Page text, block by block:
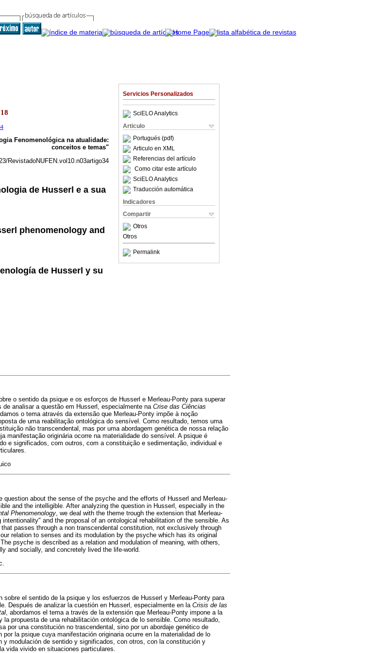
Servicios Personalizados
SciELO Analytics
Articulo
Portugués (pdf)
Articulo en XML
Referencias del artículo
Como citar este artículo
SciELO Analytics
Traducción automática
Indicadores
Compartir
Otros
Otros
Permalink
Fenomenológica na atualidade:
conceitos e temas"
RevistadoNUFEN.vol10.n03artigo34
de Husserl e a sua
phenomenology and
de Husserl y su
o sentido da psique e os esforços de Husserl e Merleau-Ponty para superar
analisar a questão em Husserl, especialmente na Crise das Ciências
o tema através da extensão que Merleau-Ponty impõe à noção
de uma reabilitação ontológica do sensível. Como resultado, temos uma
não transcendental, mas por uma abordagem genética de nossa relação
manifestação originária ocorre na materialidade do sensível. A psique é
e significados, com outros, com a constituição e sedimentação, individual e
about the sense of the psyche and the efforts of Husserl and Merleau-
and the intelligible. After analyzing the question in Husserl, especially in the
Phenomenology , we deal with the theme trough the extension that Merleau-
and the proposal of an ontological rehabilitation of the sensible. As
passes through a non transcendental constitution, not exclusively through
relation to senses and its modulation by the psyche which has its original
psyche is described as a relation and modulation of meaning, with others,
and socially, and concretely lived the life-world.
el sentido de la psique y los esfuerzos de Husserl y Merleau-Ponty para
Después de analizar la cuestión en Husserl, especialmente en la Crisis de las
, abordamos el tema a través de la extensión que Merleau-Ponty impone a la
propuesta de una rehabilitación ontológica de lo sensible. Como resultado,
por una constitución no trascendental, sino por un abordaje genético de
la psique cuya manifestación originaria ocurre en la materialidad de lo
y modulación de sentido y significados, con otros, con la constitución y
vida vivido en situaciones particulares.